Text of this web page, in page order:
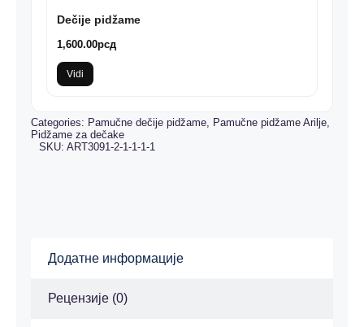
Dečije pidžame
1,600.00рсд
Vidi
Categories: Pamučne dečije pidžame, Pamučne pidžame Arilje,
Pidžame za dečake
SKU: ART3091-2-1-1-1-1
Додатне информације
Рецензије (0)